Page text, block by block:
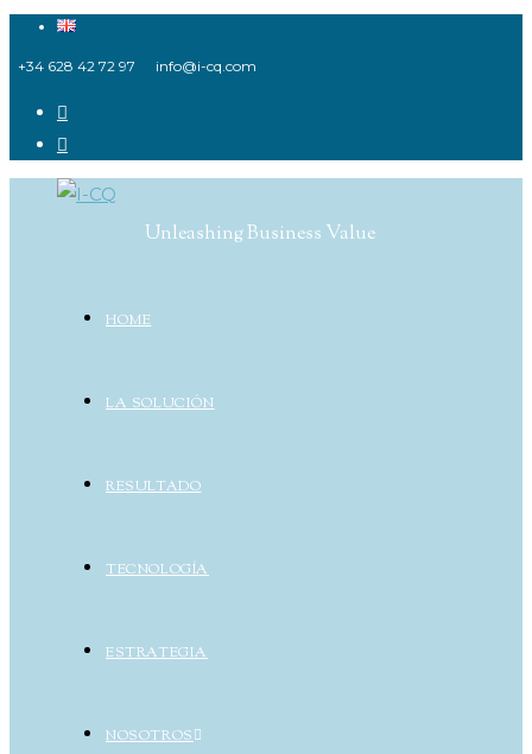
al
+34 628 42 72 97 info@i-cq.com
Unleashing Business Value
HOME
LA SOLUCIÓN
RESULTADO
TECNOLOGÍA
ESTRATEGIA
NOSOTROS